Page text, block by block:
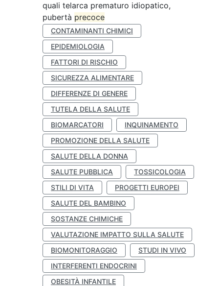
quali telarca prematuro idiopatico,
pubertà precoce
CONTAMINANTI CHIMICI
EPIDEMIOLOGIA
FATTORI DI RISCHIO
SICUREZZA ALIMENTARE
DIFFERENZE DI GENERE
TUTELA DELLA SALUTE
BIOMARCATORI
INQUINAMENTO
PROMOZIONE DELLA SALUTE
SALUTE DELLA DONNA
SALUTE PUBBLICA
TOSSICOLOGIA
STILI DI VITA
PROGETTI EUROPEI
SALUTE DEL BAMBINO
SOSTANZE CHIMICHE
VALUTAZIONE IMPATTO SULLA SALUTE
BIOMONITORAGGIO
STUDI IN VIVO
INTERFERENTI ENDOCRINI
OBESITÀ INFANTILE